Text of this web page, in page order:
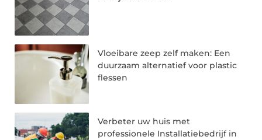
Vloeibare zeep zelf maken: Een
duurzaam alternatief voor plastic
flessen
Verbeter uw huis met
professionele Installatiebedrijf in